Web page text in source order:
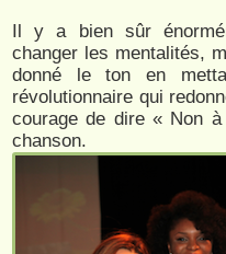
Il y a bien sûr
changer les mentalités,
donné le ton en
révolutionnaire qui
courage de dire « Non
chanson.